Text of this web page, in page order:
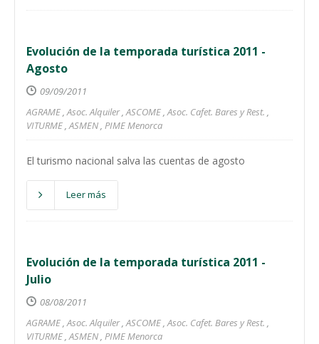
Evolución de la temporada turística 2011 -
Agosto
09/09/2011
AGRAME,Asoc. Alquiler,ASCOME,Asoc. Cafet. Bares y Rest. ,
VITURME,ASMEN, PIME Menorca
El turismo nacional salva las cuentas de agosto
Leer más
Evolución de la temporada turística 2011 -
Julio
08/08/2011
AGRAME,Asoc. Alquiler,ASCOME,Asoc. Cafet. Bares y Rest. ,
VITURME,ASMEN, PIME Menorca